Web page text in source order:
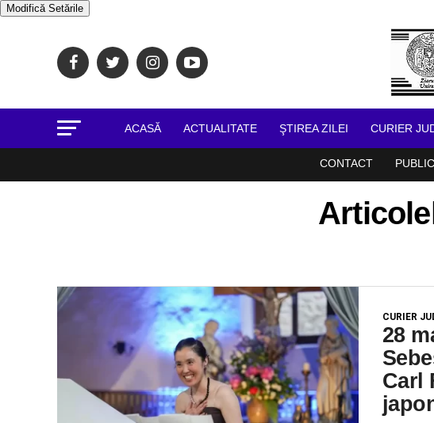
Modifică Setările
ACASĂ ACTUALITATE ŞTIREA ZILEI CURIER
CONTACT
CURIER
28
Carl